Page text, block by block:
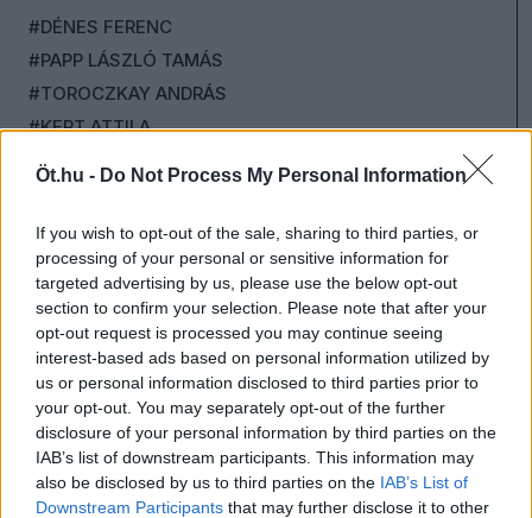
Öt.hu - Do Not Process My Personal Information
If you wish to opt-out of the sale, sharing to third parties, or
processing of your personal or sensitive information for
targeted advertising by us, please use the below opt-out
section to confirm your selection. Please note that after your
opt-out request is processed you may continue seeing
interest-based ads based on personal information utilized by
us or personal information disclosed to third parties prior to
your opt-out. You may separately opt-out of the further
disclosure of your personal information by third parties on the
IAB’s list of downstream participants. This information may
also be disclosed by us to third parties on the IAB’s List of
Downstream Participants that may further disclose it to other
#DÉNES FERENC
#PAPP LÁSZLÓ TAMÁS
#TOROCZKAY ANDRÁS
#KERT ATTILA
#CSUTAK ZSOLT
#KUSTÁN MAGYARI ATTILA
#KOVÁCS TIBOR
#NÉMETH RÓBERT
#KOLLÁR ÁRPÁD
#ZDENYÁK JÓZSEF
#SCHILLINGER GYÖNGYVÉR
#SZABÓ BORBÁLA
#DR. RATIUS
#DOBROWIECKI PÉTER